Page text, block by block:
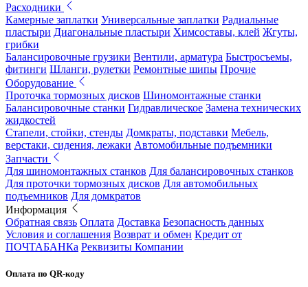
Расходники
Камерные заплатки Универсальные заплатки Радиальные
пластыри Диагональные пластыри Химсоставы, клей Жгуты,
грибки
Балансировочные грузики Вентили, арматура Быстросъемы,
фитинги Шланги, рулетки Ремонтные шипы Прочие
Оборудование
Проточка тормозных дисков Шиномонтажные станки
Балансировочные станки Гидравлическое Замена технических
жидкостей
Стапели, стойки, стенды Домкраты, подставки Мебель,
верстаки, сидения, лежаки Автомобильные подъемники
Запчасти
Для шиномонтажных станков Для балансировочных станков
Для проточки тормозных дисков Для автомобильных
подъемников Для домкратов
Информация
Обратная связь Оплата Доставка Безопасность данных
Условия и соглашения Возврат и обмен Кредит от
ПОЧТАБАНКа Реквизиты Компании
Оплата по QR-коду